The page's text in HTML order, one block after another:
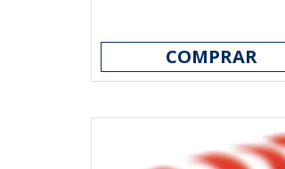
COMPRAR